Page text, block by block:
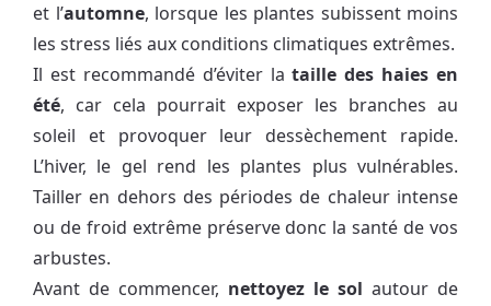
et l’automne, lorsque les plantes subissent moins
les stress liés aux conditions climatiques extrêmes.
Il est recommandé d’éviter lataille des haies en
été, car cela pourrait exposer les branches au
soleil et provoquer leur dessèchement rapide.
L’hiver, le gel rend les plantes plus vulnérables.
Tailler en dehors des périodes de chaleur intense
ou de froid extrême préserve donc la santé de vos
arbustes.
Avant de commencer, nettoyez le sol autour de